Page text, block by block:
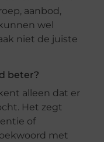
aanbod,
wel
niet de juiste
beter?
alleen dat er
Het zegt
of
met